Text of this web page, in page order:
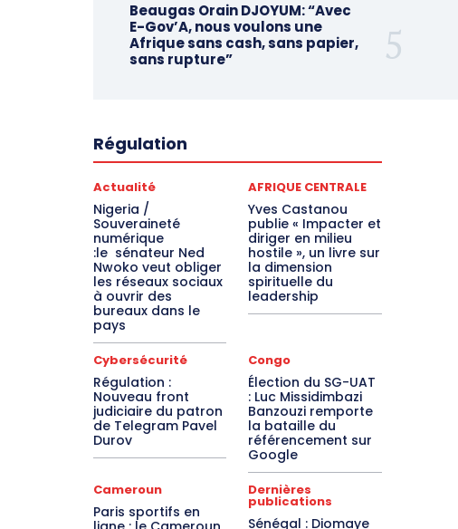
Beaugas Orain DJOYUM: “Avec
E-Gov’A, nous voulons une
Afrique sans cash, sans papier,
sans rupture”
Régulation
Actualité
Nigeria /
Souveraineté
numérique
:le sénateur Ned
Nwoko veut obliger
les réseaux sociaux
à ouvrir des
bureaux dans le
pays
AFRIQUE CENTRALE
Yves Castanou
publie « Impacter et
diriger en milieu
hostile », un livre sur
la dimension
spirituelle du
leadership
Cybersécurité
Régulation :
Nouveau front
judiciaire du patron
de Telegram Pavel
Durov
Congo
Élection du SG-UAT
: Luc Missidimbazi
Banzouzi remporte
la bataille du
référencement sur
Google
Cameroun
Paris sportifs en
Dernières
publications
Sénégal : Diomaye